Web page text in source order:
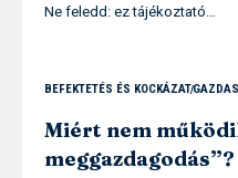
Ne feledd: ez tájékoztató…
BEFEKTETÉS ÉS KOCKÁZAT
Miért nem